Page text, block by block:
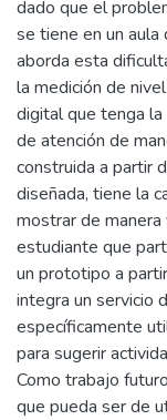
dado que el
se tiene en un
aborda esta
la medición de
digital que tenga
de atención de
construida a partir
diseñada, tiene la
mostrar de
estudiante que
un prototipo a
integra un servicio
específicamente
para sugerir
Como trabajo
que pueda ser de